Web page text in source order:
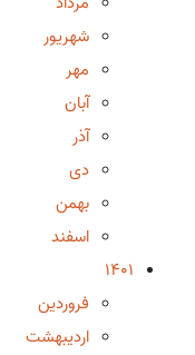
شهریور
مهر
آبان
آذر
دی
بهمن
اسفند
1401
فروردین
اردیبهشت